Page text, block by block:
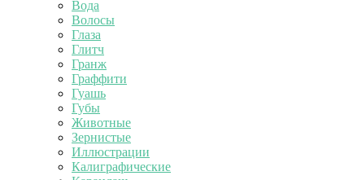
Вода
Волосы
Глаза
Глитч
Гранж
Граффити
Гуашь
Губы
Животные
Зернистые
Иллюстрации
Калиграфические